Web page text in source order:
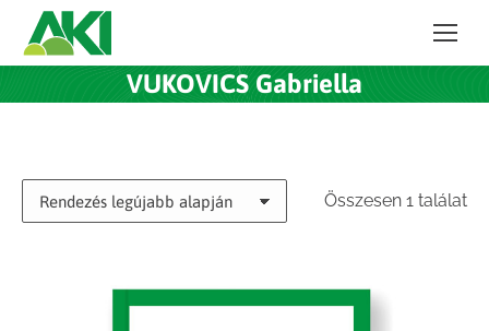
VUKOVICS Gabriella
Összesen 1 találat